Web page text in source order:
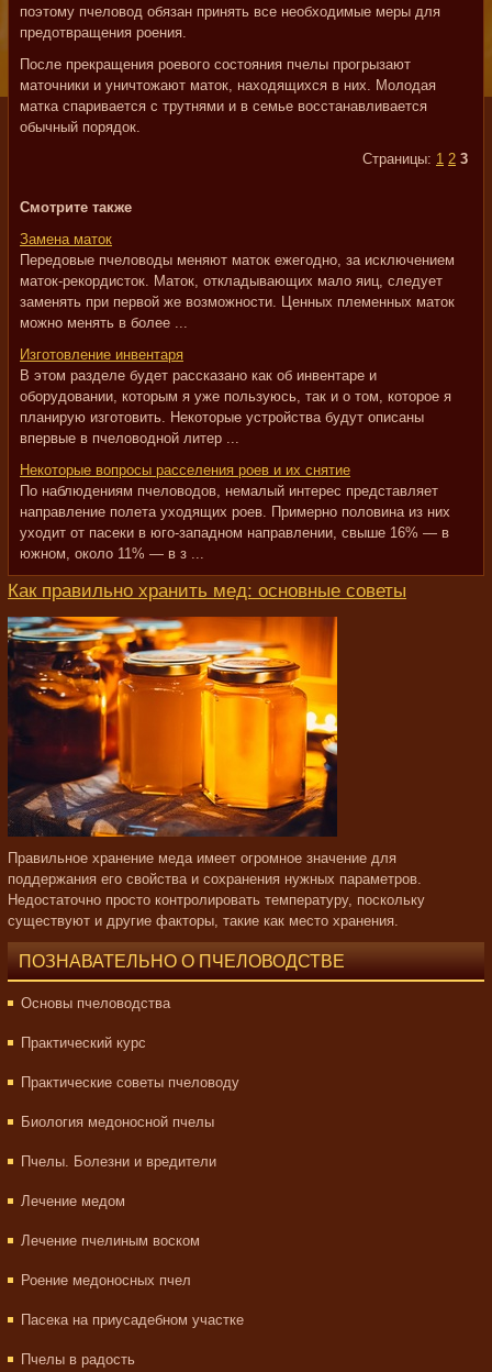
поэтому пчеловод обязан принять все необходимые меры для
предотвращения роения.
После прекращения роевого состояния пчелы прогрызают
маточники и уничтожают маток, находящихся в них. Молодая
матка спаривается с трутнями и в семье восстанавливается
обычный порядок.
Страницы: 1 2 3
Смотрите также
Замена маток
Передовые пчеловоды меняют маток ежегодно, за исключением
маток-рекордисток. Маток, откладывающих мало яиц, следует
заменять при первой же возможности. Ценных племенных маток
можно менять в более ...
Изготовление инвентаря
В этом разделе будет рассказано как об инвентаре и
оборудовании, которым я уже пользуюсь, так и о том, которое я
планирую изготовить. Некоторые устройства будут описаны
впервые в пчеловодной литер ...
Некоторые вопросы расселения роев и их снятие
По наблюдениям пчеловодов, немалый интерес представляет
направление полета уходящих роев. Примерно половина из них
уходит от пасеки в юго-западном направлении, свыше 16% — в
южном, около 11% — в з ...
Как правильно хранить мед: основные советы
Правильное хранение меда имеет огромное значение для
поддержания его свойства и сохранения нужных параметров.
Недостаточно просто контролировать температуру, поскольку
существуют и другие факторы, такие как место хранения.
ПОЗНАВАТЕЛЬНО О ПЧЕЛОВОДСТВЕ
Основы пчеловодства
Практический курс
Практические советы пчеловоду
Биология медоносной пчелы
Пчелы. Болезни и вредители
Лечение медом
Лечение пчелиным воском
Роение медоносных пчел
Пасека на приусадебном участке
Пчелы в радость